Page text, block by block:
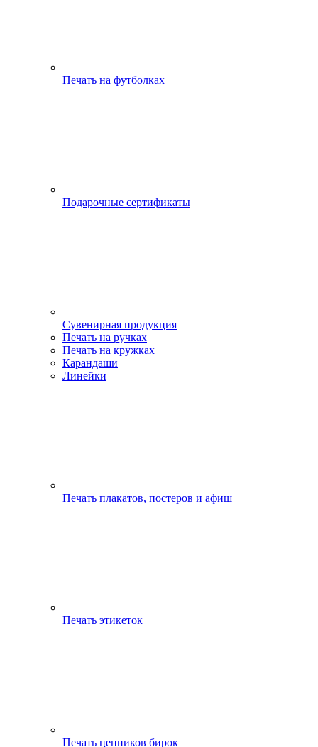
Печать на футболках
Подарочные сертификаты
Сувенирная продукция
Печать на ручках
Печать на кружках
Карандаши
Линейки
Печать плакатов, постеров и афиш
Печать этикеток
Печать ценников бирок